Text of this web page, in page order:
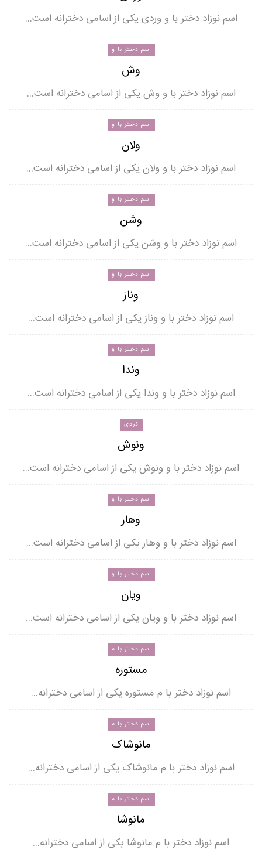
اسم نوزاد دختر با و وردی یکی از اسامی دخترانه است…
اسم دختر با و
وش
اسم نوزاد دختر با و وش یکی از اسامی دخترانه است…
اسم دختر با و
ولان
اسم نوزاد دختر با و ولان یکی از اسامی دخترانه است…
اسم دختر با و
وشن
اسم نوزاد دختر با و وشن یکی از اسامی دخترانه است…
اسم دختر با و
وناز
اسم نوزاد دختر با و وناز یکی از اسامی دخترانه است…
اسم دختر با و
وندا
اسم نوزاد دختر با و وندا یکی از اسامی دخترانه است…
کردی
ونوش
اسم نوزاد دختر با و ونوش یکی از اسامی دخترانه است…
اسم دختر با و
وهار
اسم نوزاد دختر با و وهار یکی از اسامی دخترانه است…
اسم دختر با و
ویان
اسم نوزاد دختر با و ویان یکی از اسامی دخترانه است…
اسم دختر با م
مستوره
اسم نوزاد دختر با م مستوره یکی از اسامی دخترانه…
اسم دختر با م
مانوشاک
اسم نوزاد دختر با م مانوشاک یکی از اسامی دخترانه…
اسم دختر با م
مانوشا
اسم نوزاد دختر با م مانوشا یکی از اسامی دخترانه…